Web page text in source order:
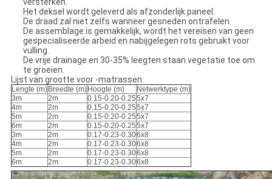
versterken.
Het deksel wordt geleverd als afzonderlijk paneel.
De draad zal niet zelfs wanneer gesneden ontrafelen.
De assemblage is gemakkelijk, wordt het vereisen van geen
gespecialiseerde arbeid en nabijgelegen rots gebruikt voor
vulling.
De vrije drainage en 30-35% leegten staan vegetatie toe om
te groeien.
Lijst van grootte voor -matrassen:
Lengte (m) Breedte (m) Hoogte (m)
Netwerktype (m)
3m
2m 0.15-0.20-0.255x7
4m
2m 0.15-0.20-0.255x7
5m
2m 0.15-0.20-0.255x7
6m
2m 0.15-0.20-0.255x7
3m
2m 0.17-0.23-0.306x8
4m
2m 0.17-0.23-0.306x8
5m
2m 0.17-0.23-0.306x8
6m
2m 0.17-0.23-0.306x8